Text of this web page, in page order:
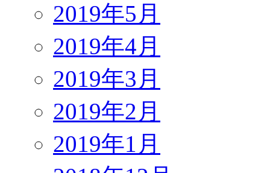
2019年5月
2019年4月
2019年3月
2019年2月
2019年1月